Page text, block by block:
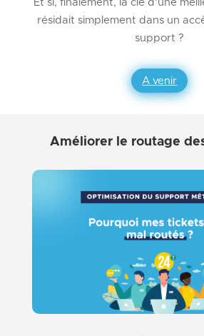
Et si, finalement, la clé d’une
résidait simplement dans un
support ?
A venir
Améliorer le routage